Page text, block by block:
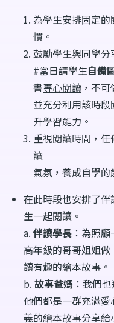
為學生安排固定
慣。
鼓勵學生與同學分
#當日請學生自備
書專心閱讀 ，不
並充分利用該時
升學習能力。
重視閱讀時間，
讀
氣氛，養成自學的
在此時段也安排了
生一起閱讀。
a. 伴讀學長 ：為照
高年級的哥哥姐姐
讀有趣的繪本故事。
b. 故事爸媽 ：我們
他們都是一群充滿
義的繪本故事分享